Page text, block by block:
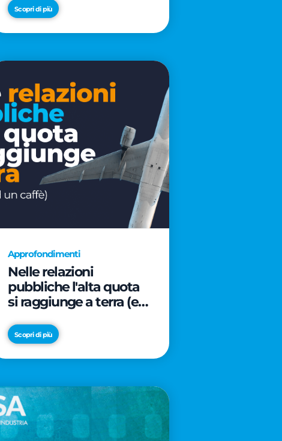
Scopri di più
Approfondimenti
Nelle relazioni
pubbliche l'alta quota
si raggiunge a terra (e
Scopri di più